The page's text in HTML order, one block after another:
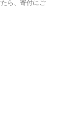
ら、寄付にご